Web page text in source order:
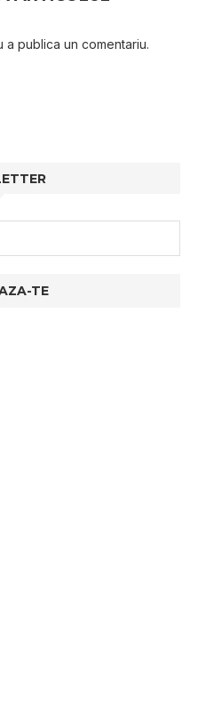
a publica un comentariu.